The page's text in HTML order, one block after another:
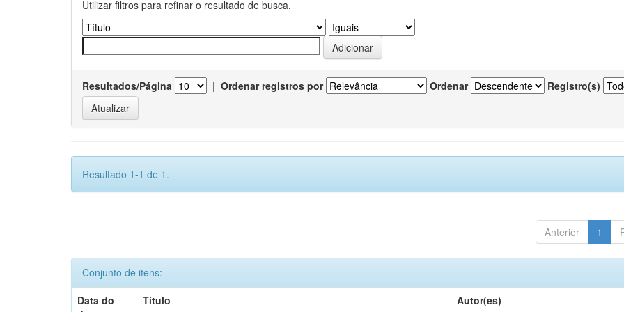
Utilizar filtros para refinar o resultado de busca.
Resultados/Página | Ordenar registros por Ordenar Registro(s)
Resultado 1-1 de 1.
Anterior 1
Conjunto de itens:
Data do
Título Autor(es)